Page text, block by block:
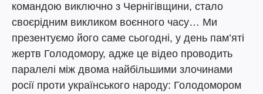
командою виключно з Чернігівщини, стало
своєрідним викликом воєнного часу… Ми
презентуємо його саме сьогодні, у день пам’яті
жертв Голодомору, адже це відео проводить
паралелі між двома найбільшими злочинами
росії проти українського народу: Голодомором